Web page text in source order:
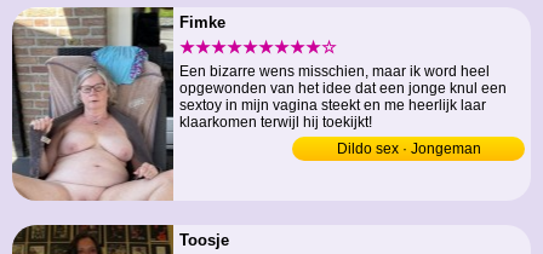
Fimke
★★★★★★★★★☆
Een bizarre wens misschien, maar ik word heel
opgewonden van het idee dat een jonge knul een
sextoy in mijn vagina steekt en me heerlijk laar
klaarkomen terwijl hij toekijkt!
Dildo sex · Jongeman
Toosje